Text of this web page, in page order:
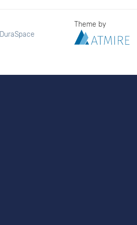
DuraSpace
Theme by